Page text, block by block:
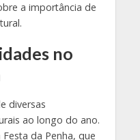
a importância de
no
diversas
ao longo do ano.
da Penha, que